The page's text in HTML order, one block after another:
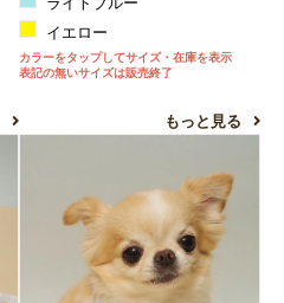
イエロー
カラーをタップしてサイズ・在庫を表示
表記の無いサイズは販売終了
もっと見る